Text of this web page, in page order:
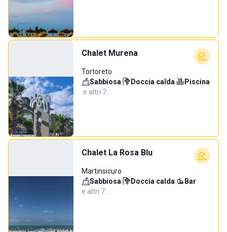
Chalet Murena
Tortoreto
Sabbiosa· Doccia calda·
Piscina
·e altri 7…
Chalet La Rosa Blu
Martinsicuro
Sabbiosa· Doccia calda· Bar·
e altri 7…